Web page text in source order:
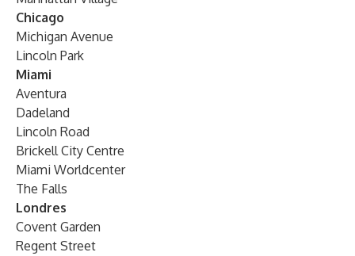
Chicago
Michigan Avenue
Lincoln Park
Miami
Aventura
Dadeland
Lincoln Road
Brickell City Centre
Miami Worldcenter
The Falls
Londres
Covent Garden
Regent Street